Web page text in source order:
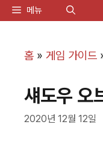
메뉴
홈 » 게임 가이드
섀도우 오
2020년 12월 12일